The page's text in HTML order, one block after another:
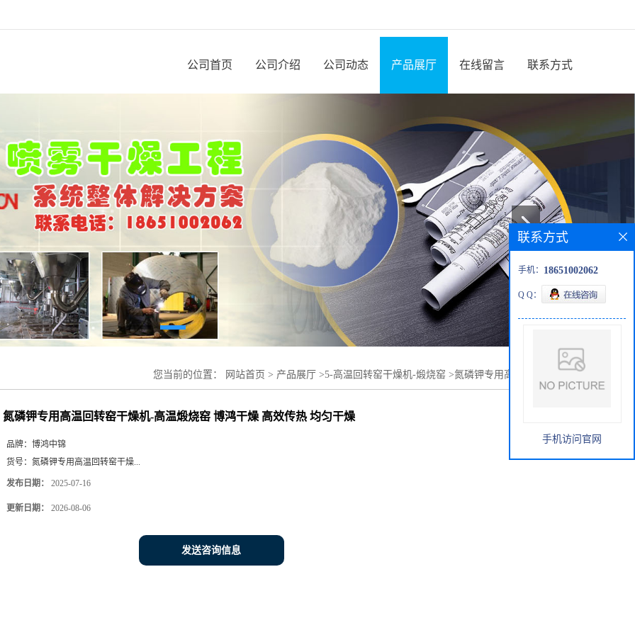
公司首页 公司介绍 公司动态 产品展厅 在线留言 联系方式
您当前的位置： 网站首页 > 产品展厅 >5-高温回转窑干燥机-煅烧窑 >氮磷钾专用高温回转窑干燥
氮磷钾专用高温回转窑干燥机-高温煅烧窑 博鸿干燥 高效传热 均匀干燥
品牌： 博鸿中锦
货号： 氮磷钾专用高温回转窑干燥...
发布日期： 2025-07-16
更新日期： 2026-08-06
发送咨询信息
联系方式
手机： 18651002062
Q Q：
手机访问官网